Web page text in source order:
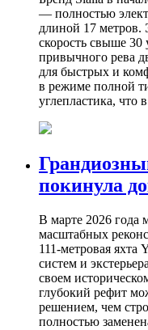
— полностью
длиной 17 метров.
скорость свыше 30
привычного рева
для быстрых и
в режиме полной
углепластика, что
покинула
В марте 2026 года
масштабных
111-метровая яхта
систем и
своем
глубокий рефит
решением, чем
полностью